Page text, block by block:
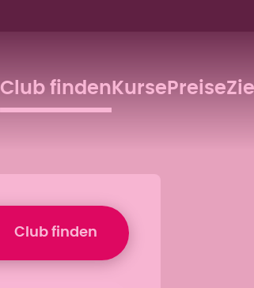
Club finden Kurse Preise